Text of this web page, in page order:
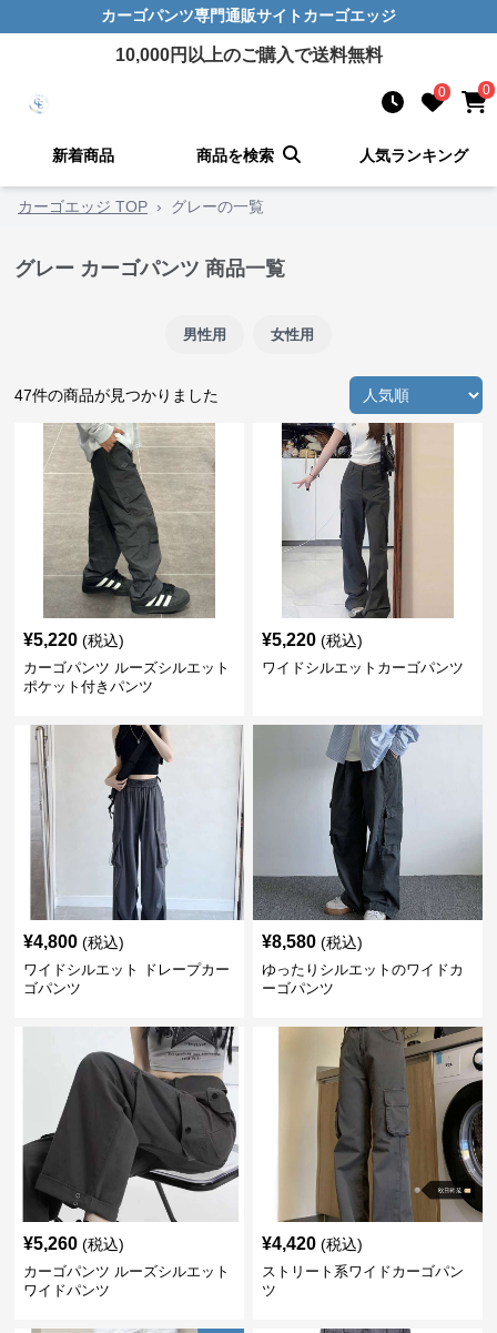
カーゴパンツ専門通販サイト カーゴエッジ
10,000円以上のご購入で送料無料
0 0
新着商品 商品を検索 人気ランキング
カーゴエッジ TOP › グレーの一覧
グレー カーゴパンツ 商品一覧
男性用 女性用
47件の商品が見つかりました
¥5,220 (税込)
カーゴパンツ ルーズシルエット
ポケット付きパンツ
¥5,220 (税込)
ワイドシルエットカーゴパンツ
¥4,800 (税込)
ワイドシルエット ドレープカー
ゴパンツ
¥8,580 (税込)
ゆったりシルエットのワイドカ
ーゴパンツ
¥5,260 (税込)
カーゴパンツ ルーズシルエット
ワイドパンツ
¥4,420 (税込)
ストリート系ワイドカーゴパン
ツ